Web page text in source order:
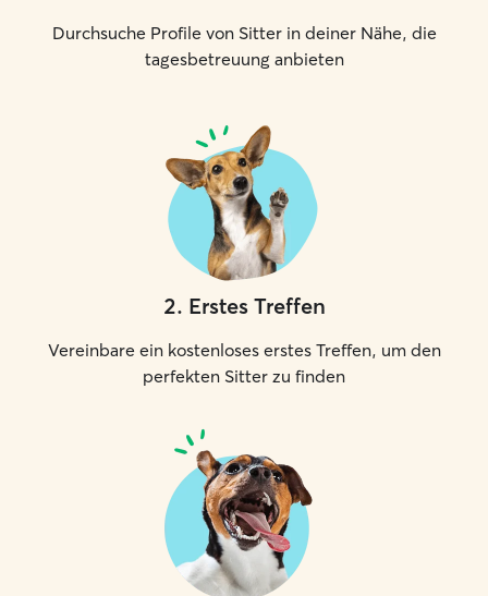
Durchsuche Profile von Sitter in deiner Nähe, die
tagesbetreuung anbieten
2. Erstes Treffen
Vereinbare ein kostenloses erstes Treffen, um den
perfekten Sitter zu finden